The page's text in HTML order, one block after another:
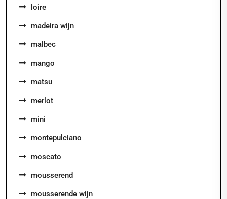
loire
madeira wijn
malbec
mango
matsu
merlot
mini
montepulciano
moscato
mousserend
mousserende wijn